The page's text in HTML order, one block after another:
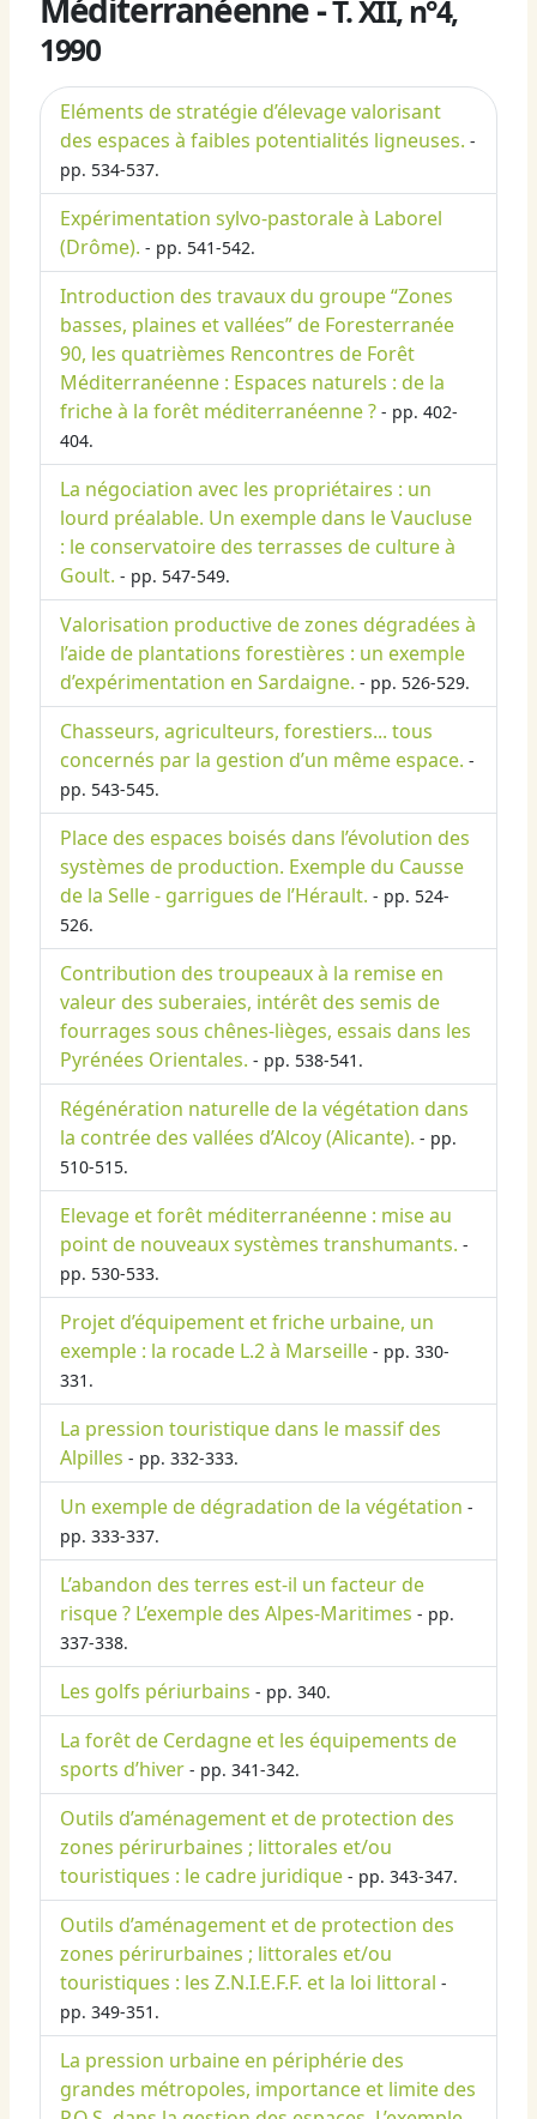
Méditerranéenne -T. XII, n°4,
1990
Eléments de stratégie d’élevage valorisant
des espaces à faibles potentialités ligneuses. -
pp. 534-537.
Expérimentation sylvo-pastorale à Laborel
(Drôme). - pp. 541-542.
Introduction des travaux du groupe “Zones
basses, plaines et vallées” de Foresterranée
90, les quatrièmes Rencontres de Forêt
Méditerranéenne : Espaces naturels : de la
friche à la forêt méditerranéenne ? - pp. 402-
404.
La négociation avec les propriétaires : un
lourd préalable. Un exemple dans le Vaucluse
: le conservatoire des terrasses de culture à
Goult. - pp. 547-549.
Valorisation productive de zones dégradées à
l’aide de plantations forestières : un exemple
d’expérimentation en Sardaigne. - pp. 526-529.
Chasseurs, agriculteurs, forestiers... tous
concernés par la gestion d’un même espace. -
pp. 543-545.
Place des espaces boisés dans l’évolution des
systèmes de production. Exemple du Causse
de la Selle - garrigues de l’Hérault. - pp. 524-
526.
Contribution des troupeaux à la remise en
valeur des suberaies, intérêt des semis de
fourrages sous chênes-lièges, essais dans les
Pyrénées Orientales. - pp. 538-541.
Régénération naturelle de la végétation dans
la contrée des vallées d’Alcoy (Alicante). - pp.
510-515.
Elevage et forêt méditerranéenne : mise au
point de nouveaux systèmes transhumants. -
pp. 530-533.
Projet d’équipement et friche urbaine, un
exemple : la rocade L.2 à Marseille - pp. 330-
331.
La pression touristique dans le massif des
Alpilles - pp. 332-333.
Un exemple de dégradation de la végétation -
pp. 333-337.
L’abandon des terres est-il un facteur de
risque ? L’exemple des Alpes-Maritimes - pp.
337-338.
Les golfs périurbains - pp. 340.
La forêt de Cerdagne et les équipements de
sports d’hiver - pp. 341-342.
Outils d’aménagement et de protection des
zones périrurbaines ; littorales et/ou
touristiques : le cadre juridique - pp. 343-347.
Outils d’aménagement et de protection des
zones périrurbaines ; littorales et/ou
touristiques : les Z.N.I.E.F.F. et la loi littoral -
pp. 349-351.
La pression urbaine en périphérie des
grandes métropoles, importance et limite des